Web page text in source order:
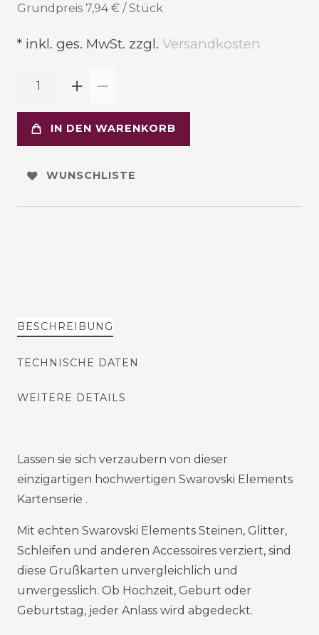
Grundpreis 7,94 € / Stück
* inkl. ges. MwSt. zzgl. Versandkosten
IN DEN WARENKORB
WUNSCHLISTE
BESCHREIBUNG
TECHNISCHE DATEN
WEITERE DETAILS
Lassen sie sich verzaubern von dieser
einzigartigen hochwertigen Swarovski Elements
Kartenserie .
Mit echten Swarovski Elements Steinen, Glitter,
Schleifen und anderen Accessoires verziert, sind
diese Grußkarten unvergleichlich und
unvergesslich. Ob Hochzeit, Geburt oder
Geburtstag, jeder Anlass wird abgedeckt.